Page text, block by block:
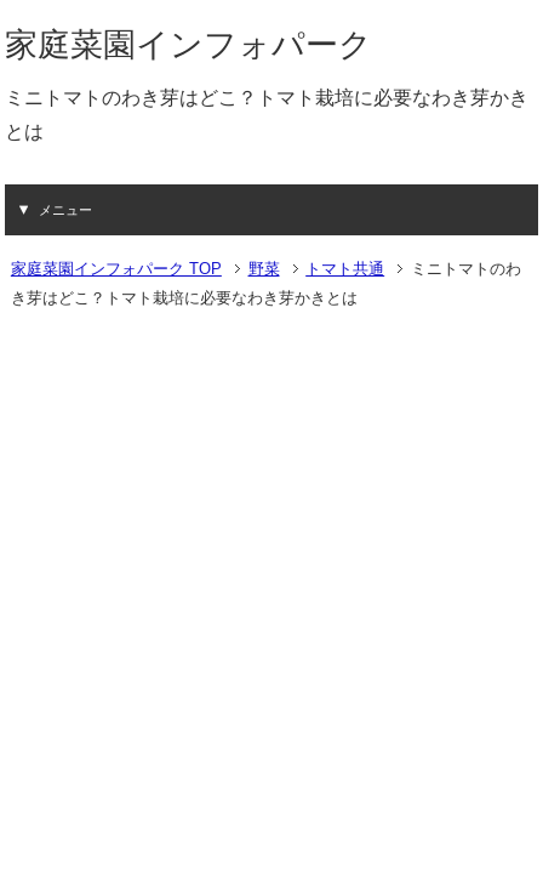
家庭菜園インフォパーク
ミニトマトのわき芽はどこ？トマト栽培に必要なわき芽かき
とは
メニュー
家庭菜園インフォパーク TOP 野菜 トマト共通
ミニトマトのわ
き芽はどこ？トマト栽培に必要なわき芽かきとは